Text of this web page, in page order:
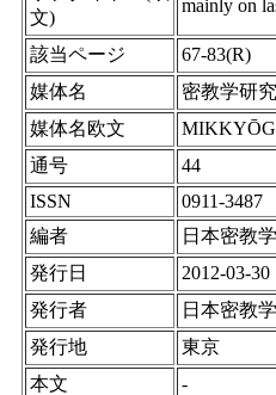
文)
mainly on
該当ページ
67-83(R)
媒体名
密教学研究
媒体名欧文
通号
44
ISSN
0911-3487
編者
日本密教
発行日
2012-03-30
発行者
日本密教
発行地
東京
本文
-